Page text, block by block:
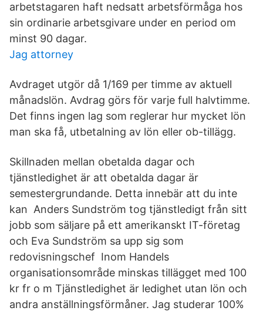
arbetstagaren haft nedsatt arbetsförmåga hos
sin ordinarie arbetsgivare under en period om
minst 90 dagar.
Jag attorney
Avdraget utgör då 1/169 per timme av aktuell
månadslön. Avdrag görs för varje full halvtimme.
Det finns ingen lag som reglerar hur mycket lön
man ska få, utbetalning av lön eller ob-tillägg.
Skillnaden mellan obetalda dagar och
tjänstledighet är att obetalda dagar är
semestergrundande. Detta innebär att du inte
kan Anders Sundström tog tjänstledigt från sitt
jobb som säljare på ett amerikanskt IT-företag
och Eva Sundström sa upp sig som
redovisningschef Inom Handels
organisationsområde minskas tillägget med 100
kr fr o m Tjänstledighet är ledighet utan lön och
andra anställningsförmåner. Jag studerar 100%